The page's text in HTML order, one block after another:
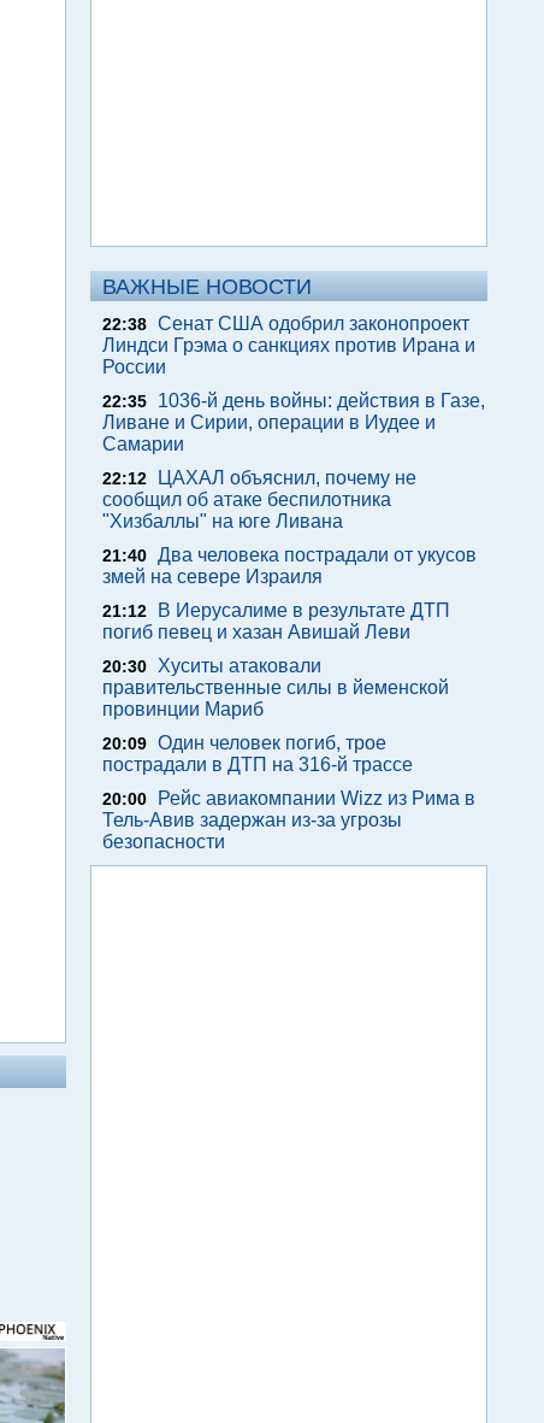
ВАЖНЫЕ НОВОСТИ
22:38 Сенат США одобрил законопроект
Линдси Грэма о санкциях против Ирана и
России
22:35
1036-й день войны: действия в Газе,
Ливане и Сирии, операции в Иудее и
Самарии
22:12
ЦАХАЛ объяснил, почему не
сообщил об атаке беспилотника
"Хизбаллы" на юге Ливана
21:40 Два человека пострадали от укусов
змей на севере Израиля
21:12
В Иерусалиме в результате ДТП
погиб певец и хазан Авишай Леви
20:30
Хуситы атаковали
правительственные силы в йеменской
провинции Мариб
20:09 Один человек погиб, трое
пострадали в ДТП на 316-й трассе
20:00
Рейс авиакомпании Wizz из Рима в
Тель-Авив задержан из-за угрозы
безопасности